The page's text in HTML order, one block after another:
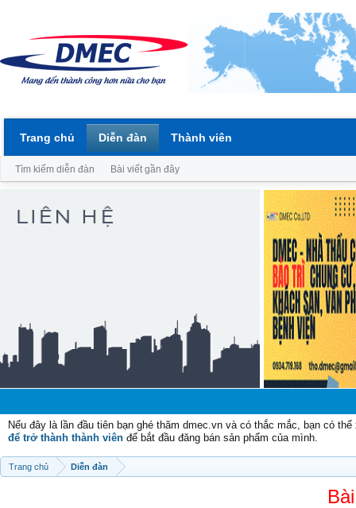
Nếu đây là lần đầu tiên bạn ghé thăm dmec.vn và có thắc mắc, bạn có
để trở thành thành viên để bắt đầu đăng bán sản phẩm của mình.
Trang chủ Diễn đàn
Trang chủ Diễn đàn
Tìm kiếm diễn đàn Bài viết gần đây
Thành viên